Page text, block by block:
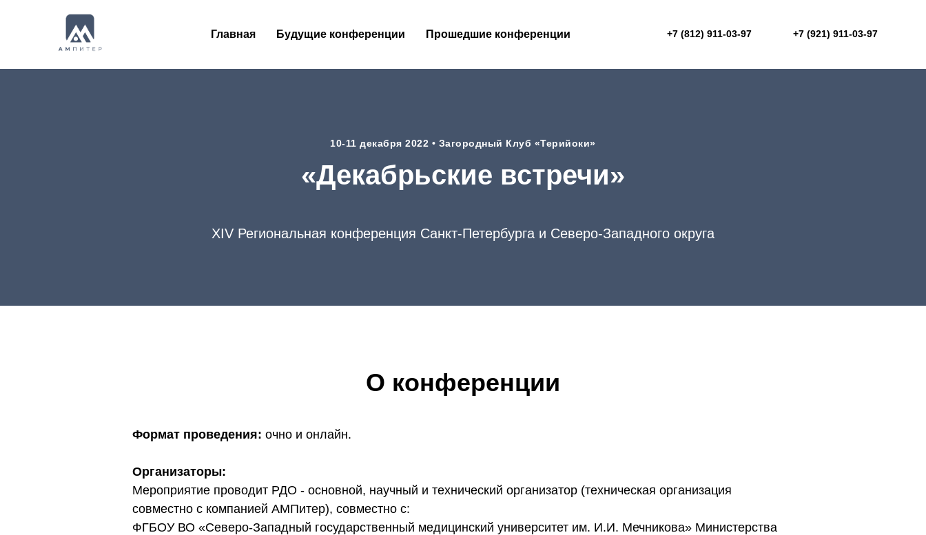
Главная Будущие конференции Прошедшие конференции +7 (812) 911-03-97 +7 (921) 911-03-97
10-11 декабря 2022 • Загородный Клуб «Терийоки»
«Декабрьские встречи»
XIV Региональная конференция Санкт-Петербурга и Северо-Западного округа
О конференции
Формат проведения: очно и онлайн.
Организаторы:
Мероприятие проводит РДО - основной, научный и технический организатор (техническая организация
совместно с компанией АМПитер), совместно с:
ФГБОУ ВО «Северо-Западный государственный медицинский университет им. И.И. Мечникова» Министерства